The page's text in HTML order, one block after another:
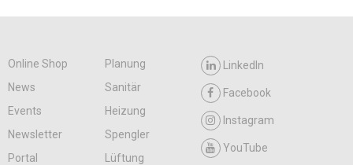
Online Shop
Planung
News
Sanitär
Events
Heizung
Newsletter
Spengler
Portal
Lüftung
LinkedIn
Facebook
Instagram
YouTube